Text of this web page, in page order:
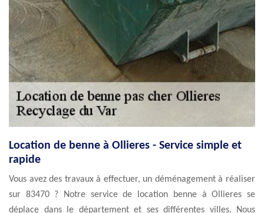
Location de benne à Ollieres - Service simple et
rapide
Vous avez des travaux à effectuer, un déménagement à réaliser
sur 83470 ? Notre service de location benne à Ollieres se
déplace dans le département et ses différentes villes. Nous